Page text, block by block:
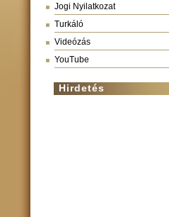
Jogi Nyilatkozat
Turkáló
Videózás
YouTube
Hirdetés